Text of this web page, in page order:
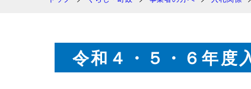
令和４・５・６年度